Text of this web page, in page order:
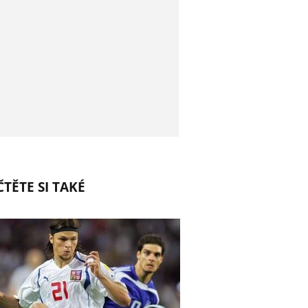
SI TAKÉ